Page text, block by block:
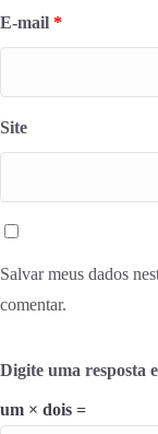
E-mail *
Site
Salvar meus dados
comentar.
Digite uma resposta
um × dois =